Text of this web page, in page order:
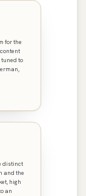
for the
to
distinct
and the
high
an